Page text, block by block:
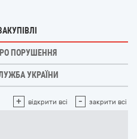
ПОРУШЕННЯ
УКРАЇНИ
+ відкрити всі - закрити всі